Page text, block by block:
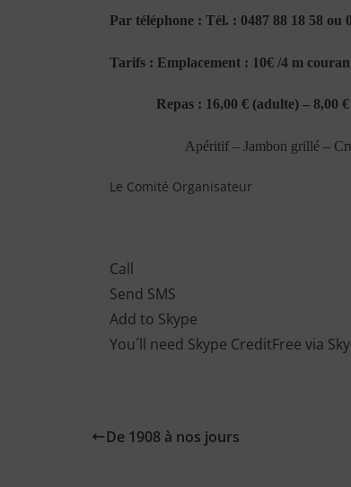
Par téléphone : Tél. : 0487 88 18 58 ou
Tarifs : Emplacement : 10€ /4 m
Repas : 16,00 € (adulte) – 8,00 €
Apéritif – Jambon grillé –
Le Comité Organisateur
Call
Send SMS
Add to Skype
You´ll need Skype CreditFree via
De 1908 à nos jours